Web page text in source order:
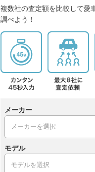
複数社の査定額を比較して愛
調べよう！
メーカー
モデル